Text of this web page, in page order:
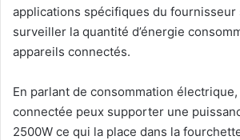
applications spécifiques du fournisseur
surveiller la quantité d’énergie
appareils connectés.
En parlant de consommation
connectée peux supporter une
2500W ce qui la place dans la